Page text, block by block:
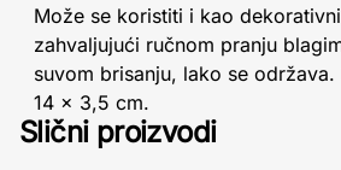
Može se koristiti i kao
zahvaljujući ručnom pranju
suvom brisanju, lako se
14 × 3,5 cm.
Slični proizvodi